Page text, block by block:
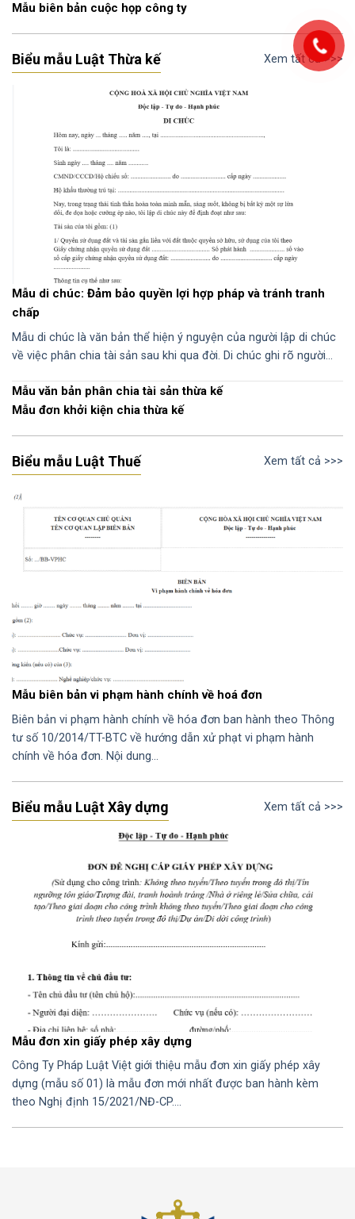
Mẫu biên bản cuộc họp công ty
Biểu mẫu Luật Thừa kế Xem tất cả >>>
Mẫu di chúc: Đảm bảo quyền lợi hợp pháp và tránh tranh
chấp
Mẫu di chúc là văn bản thể hiện ý nguyện của người lập di chúc
về việc phân chia tài sản sau khi qua đời. Di chúc ghi rõ người…
Mẫu văn bản phân chia tài sản thừa kế
Mẫu đơn khởi kiện chia thừa kế
Biểu mẫu Luật Thuế Xem tất cả >>>
Mẫu biên bản vi phạm hành chính về hoá đơn
Biên bản vi phạm hành chính về hóa đơn ban hành theo Thông
tư số 10/2014/TT-BTC về hướng dẫn xử phạt vi phạm hành
chính về hóa đơn. Nội dung…
Biểu mẫu Luật Xây dựng Xem tất cả >>>
Mẫu đơn xin giấy phép xây dựng
Công Ty Pháp Luật Việt giới thiệu mẫu đơn xin giấy phép xây
dựng (mẫu số 01) là mẫu đơn mới nhất được ban hành kèm
theo Nghị định 15/2021/NĐ-CP….